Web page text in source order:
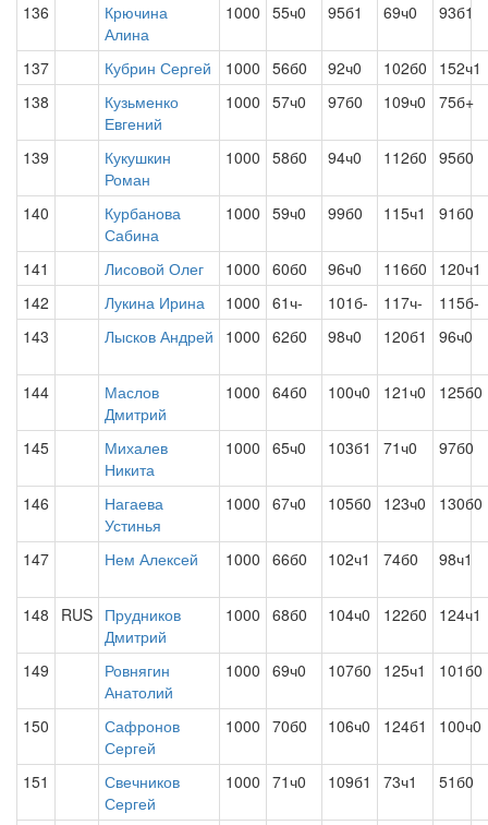
136
Крючина
Алина
1000 55ч0 95б1 69ч0 93б1
137 Кубрин Сергей 1000 56б0 92ч0 102б0
152ч1
138
Кузьменко
Евгений
1000 57ч0 97б0 109ч0 75б+
139
Кукушкин
Роман
1000 58б0 94ч0 112б0 95б0
140
Курбанова
Сабина
1000 59ч0 99б0 115ч1 91б0
141 Лисовой Олег 1000 60б0 96ч0 116б0
120ч1
142
Лукина Ирина 1000 61ч- 101б- 117ч-
115б-
143
Лысков Андрей 1000 62б0 98ч0 120б1 96ч0
144
Маслов
Дмитрий
1000 64б0 100ч0 121ч0 125б0
145
Михалев
Никита
1000 65ч0 103б1 71ч0 97б0
146
Нагаева
Устинья
1000 67ч0 105б0 123ч0 130б0
147 Нем Алексей 1000 66б0 102ч1 74б0 98ч1
148 RUS Прудников
Дмитрий
1000 68б0 104ч0 122б0 124ч1
149
Ровнягин
Анатолий
1000 69ч0 107б0 125ч1 101б0
150
Сафронов
Сергей
1000 70б0 106ч0 124б1 100ч0
151
Свечников
Сергей
1000 71ч0 109б1 73ч1 51б0